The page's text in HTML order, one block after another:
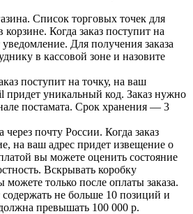
Список торговых точек для
Когда заказ поступит на
Для получения заказа
в кассовой зоне и назовите
поступит на точку, на ваш
придет уникальный код. Заказ нужно
постамата. Срок хранения — 3
через почту России. Когда заказ
на ваш адрес придет извещение о
вы можете оценить состояние
Вскрывать коробку
можете только после оплаты заказа.
не больше 10 позиций и
превышать 100 000 р.